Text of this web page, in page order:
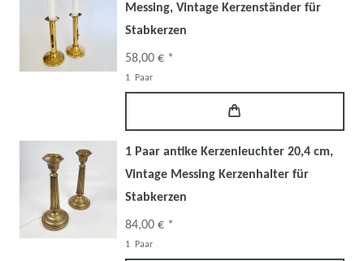
Messing, Vintage Kerzenständer für
Stabkerzen
58,00 € *
1 Paar
1 Paar antike Kerzenleuchter 20,4 cm,
Vintage Messing Kerzenhalter für
Stabkerzen
84,00 € *
1 Paar